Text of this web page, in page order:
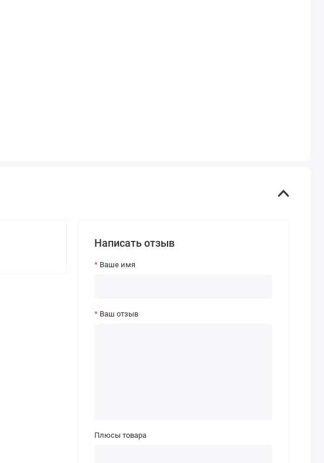
Написать отзыв
Ваше имя
Ваш отзыв
Плюсы товара